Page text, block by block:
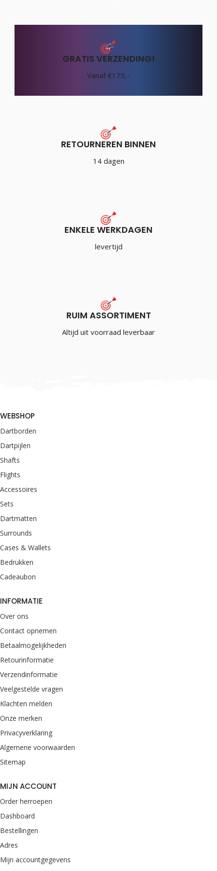
GRATIS VERZENDING!
Vanaf €175,-
RETOURNEREN BINNEN
14 dagen
ENKELE WERKDAGEN
levertijd
RUIM ASSORTIMENT
Altijd uit voorraad leverbaar
WEBSHOP
Dartborden
Dartpijlen
Shafts
Flights
Accessoires
Sets
Dartmatten
Surrounds
Cases & Wallets
Bedrukken
Cadeaubon
INFORMATIE
Over ons
Contact opnemen
Betaalmogelijkheden
Retourinformatie
Verzendinformatie
Veelgestelde vragen
Klachten melden
Onze merken
Privacyverklaring
Algemene voorwaarden
Sitemap
MIJN ACCOUNT
Order herroepen
Dashboard
Bestellingen
Adres
Mijn accountgegevens